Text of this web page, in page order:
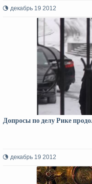
декабрь 19 2012
Допросы по делу Рике
декабрь 19 2012